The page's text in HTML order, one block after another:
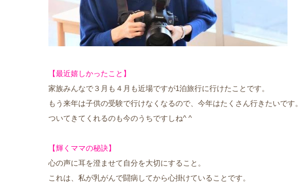
【最近嬉しかったこと】
家族みんなで３月も４月も近場ですが1泊旅行に行けたことです。
もう来年は子供の受験で行けなくなるので、今年はたくさん行きたいです。
ついてきてくれるのも今のうちですしね^ ^
【輝くママの秘訣】
心の声に耳を澄ませて自分を大切にすること。
これは、私が乳がんで闘病してから心掛けていることです。